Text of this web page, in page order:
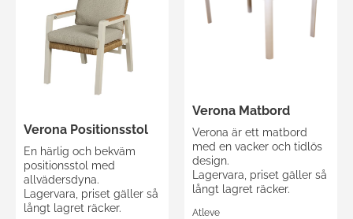
Verona Positionsstol
En härlig och bekväm
positionsstol med
allvädersdyna.
Lagervara, priset gäller så
långt lagret räcker.
Verona Matbord
Verona är ett matbord
med en vacker och tidlös
design.
Lagervara, priset gäller så
långt lagret räcker.
Atleve